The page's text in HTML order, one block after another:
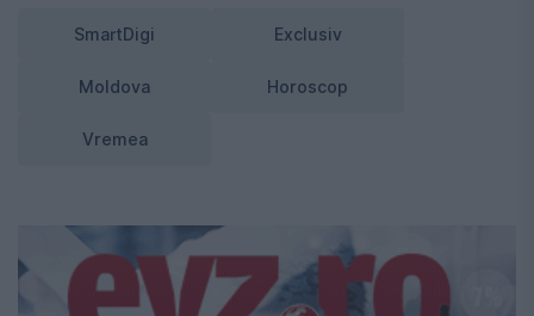
SmartDigi Exclusiv
Moldova Horoscop
Vremea